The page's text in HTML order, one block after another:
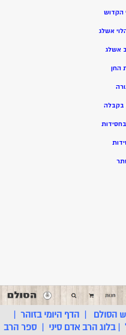
הקדוש
אשלג
אשלג
החן
בקבלה
הסולם |הדף היומי בזוהר |
|בלוג הרב אדם סיני |ספר הרב